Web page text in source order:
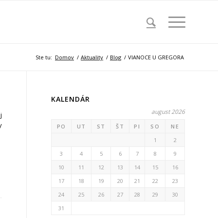
Ste tu: Domov / Aktuality / Blog / VIANOCE U GREGORA
KALENDÁR
august 2026
PO UT ST ŠT PI SO
NE
1
2
3
4 5 6 7 8
9
10
11 12 13 14 15
16
17
18 19 20 21 22
23
24
25 26 27 28 29
30
31